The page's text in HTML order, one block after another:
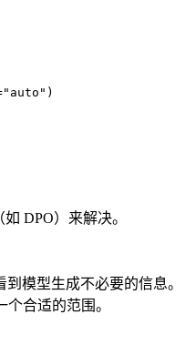
DPO）来解决。
模型生成不必要的信息。
合适的范围。